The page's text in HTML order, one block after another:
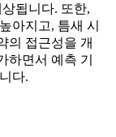
됩니다. 또한,
아지고, 틈새 시
의 접근성을 개
하면서 예측 기
다.